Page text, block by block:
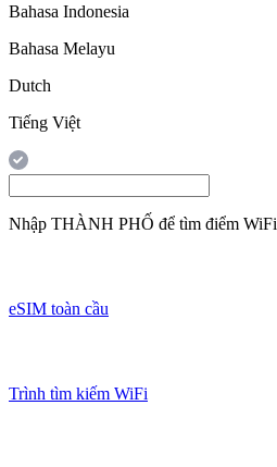
Bahasa Indonesia
Bahasa Melayu
Dutch
Tiếng Việt
Nhập THÀNH PHỐ để tìm điểm WiFi
eSIM toàn cầu
Trình tìm kiếm WiFi